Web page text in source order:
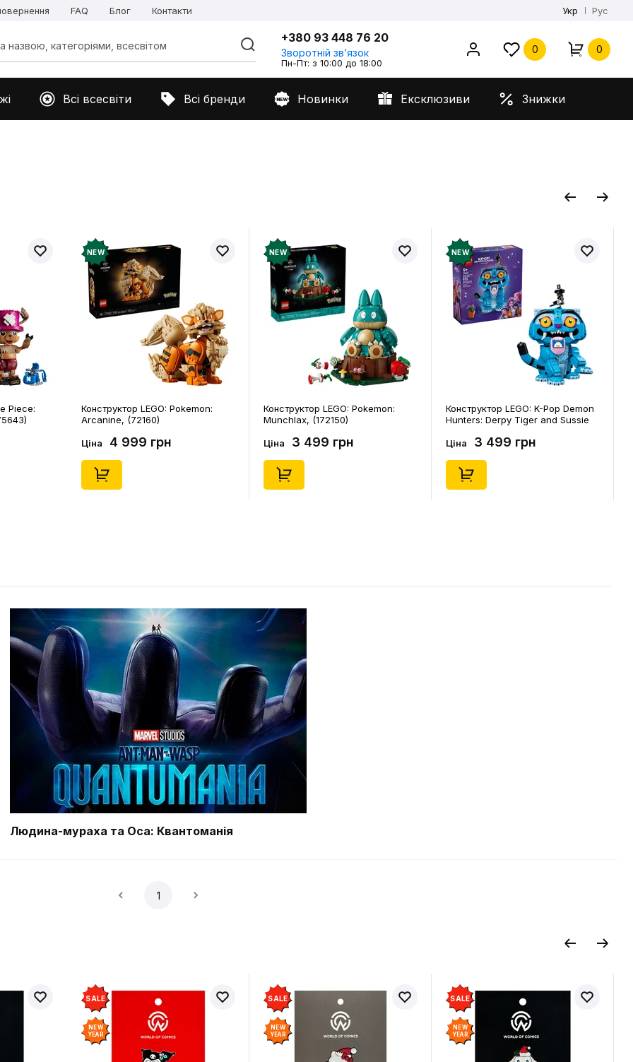
FAQ Блог Контакти Укр Рус
+380 93 448 76 20
Зворотній звʼязок
Пн-Пт: з 10:00 до 18:00
0 0
Всі всесвіти Всі бренди Новинки Ексклюзиви Знижки
Piece:
NEW
Конструктор LEGO: Pokemon:
Arcanine, (72160)
Ціна 4 999 грн
NEW
Конструктор LEGO: Pokemon:
Munchlax, (172150)
Ціна 3 499 грн
NEW
Конструктор LEGO: K-Pop Demon
Hunters: Derpy Tiger and Sussie
Ціна 3 499 грн
Людина-мураха та Оса: Квантоманія
1
SALE
NEW
YEAR
SALE
NEW
YEAR
SALE
NEW
YEAR